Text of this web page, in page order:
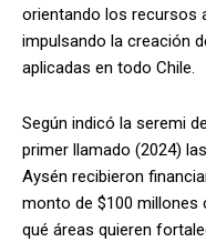
orientando los recursos
impulsando la creación
aplicadas en todo Chile.
Según indicó la seremi
primer llamado (2024)
Aysén recibieron
monto de $100 millones
qué áreas quieren